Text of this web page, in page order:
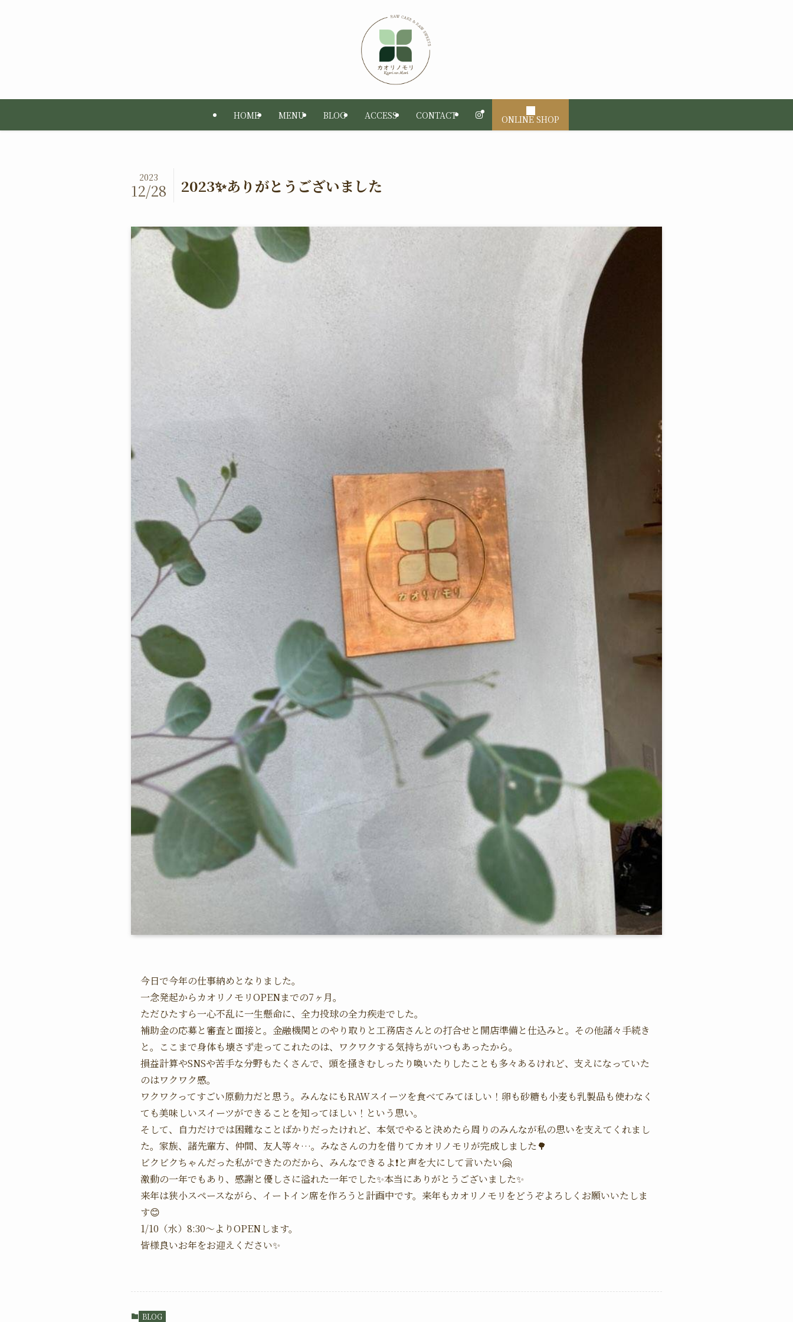
HOME MENU BLOG ACCESS CONTACT ONLINE SHOP
2023✨ありがとうございました
2023
12/28
今日で今年の仕事納めとなりました。
一念発起からカオリノモリOPENまでの7ヶ月。
ただひたすら一心不乱に一生懸命に、全力投球の全力疾走でした。
補助金の応募と審査と面接と。金融機関とのやり取りと工務店さんとの打合せと開店準備と仕込みと。その他諸々手続き
と。ここまで身体も壊さず走ってこれたのは、ワクワクする気持ちがいつもあったから。
損益計算やSNSや苦手な分野もたくさんで、頭を掻きむしったり喚いたりしたことも多々あるけれど、支えになっていた
のはワクワク感。
ワクワクってすごい原動力だと思う。みんなにもRAWスイーツを食べてみてほしい！卵も砂糖も小麦も乳製品も使わなく
ても美味しいスイーツができることを知ってほしい！という思い。
そして、自力だけでは困難なことばかりだったけれど、本気でやると決めたら周りのみんなが私の思いを支えてくれまし
た。家族、諸先輩方、仲間、友人等々…。みなさんの力を借りてカオリノモリが完成しました🌳
ビクビクちゃんだった私ができたのだから、みんなできるよ❗と声を大にして言いたい🤗
激動の一年でもあり、感謝と優しさに溢れた一年でした✨本当にありがとうございました✨
来年は狭小スペースながら、イートイン席を作ろうと計画中です。来年もカオリノモリをどうぞよろしくお願いいたしま
す😊
1/10（水）8:30〜よりOPENします。
皆様良いお年をお迎えください✨
BLOG